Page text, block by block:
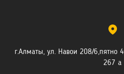
г.Алматы, ул. Навои 208/
267 а